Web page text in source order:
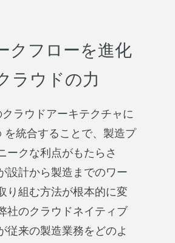
クフローを進化
ラウドの力
ラウドアーキテクチャに
を統合することで、製造プ
ークな利点がもたらさ
設計から製造までのワー
り組む方法が根本的に変
社のクラウドネイティブ
従来の製造業務をどのよ